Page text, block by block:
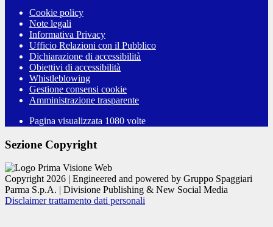
Cookie policy
Note legali
Informativa Privacy
Ufficio Relazioni con il Pubblico
Dichiarazione di accessibilità
Obiettivi di accessibilità
Whistleblowing
Gestione consensi cookie
Amministrazione trasparente
Pagina visualizzata 1080 volte
Sezione Copyright
Copyright 2026 | Engineered and powered by Gruppo Spaggiari
Parma S.p.A. | Divisione Publishing & New Social Media
Disclaimer trattamento dati personali